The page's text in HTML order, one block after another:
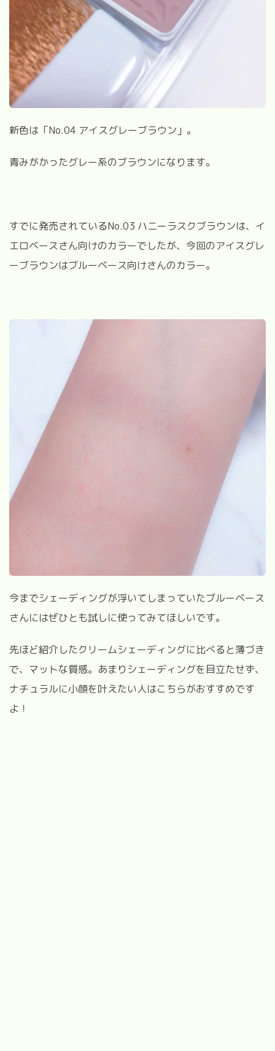
新色は「No.04 アイスグレーブラウン」。
青みがかったグレー系のブラウンになります。
すでに発売されているNo.03 ハニーラスクブラウンは、イ
エロベースさん向けのカラーでしたが、今回のアイスグレ
ーブラウンはブルーベース向けさんのカラー。
今までシェーディングが浮いてしまっていたブルーベース
さんにはぜひとも試しに使ってみてほしいです。
先ほど紹介したクリームシェーディングに比べると薄づき
で、マットな質感。あまりシェーディングを目立たせず、
ナチュラルに小顔を叶えたい人はこちらがおすすめです
よ！